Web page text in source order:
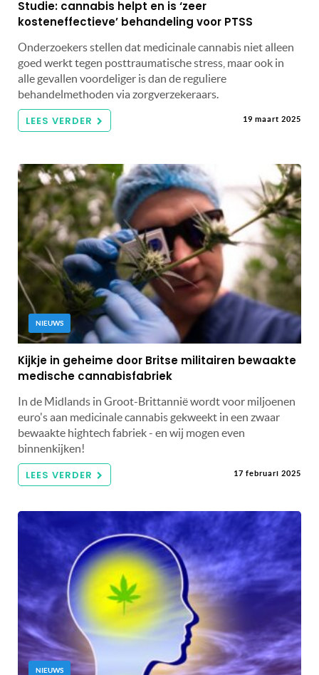
Studie: cannabis helpt en is ‘zeer
kosteneffectieve’ behandeling voor PTSS
Onderzoekers stellen dat medicinale cannabis niet alleen
goed werkt tegen posttraumatische stress, maar ook in
alle gevallen voordeliger is dan de reguliere
behandelmethoden via zorgverzekeraars.
LEES VERDER 19 maart 2025
NIEUWS
Kijkje in geheime door Britse militairen bewaakte
medische cannabisfabriek
In de Midlands in Groot-Brittannië wordt voor miljoenen
euro's aan medicinale cannabis gekweekt in een zwaar
bewaakte hightech fabriek - en wij mogen even
binnenkijken!
LEES VERDER 17 februari 2025
NIEUWS